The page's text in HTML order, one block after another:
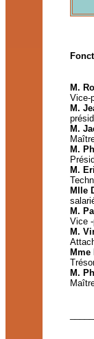
M.
Vice-
M.
M.
M.
M.
Mlle
M.
Vice
M.
M.